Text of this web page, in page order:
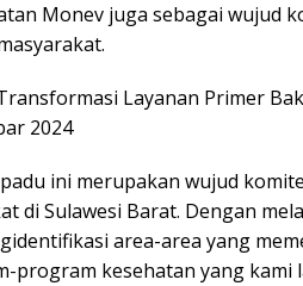
Monev juga sebagai wujud
Layanan Primer
2024
ini merupakan wujud
di Sulawesi Barat. Dengan
area-area yang
program kesehatan yang